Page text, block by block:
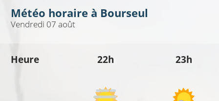
Météo horaire à Bourseul
Vendredi 07 août
Heure 22h 23h